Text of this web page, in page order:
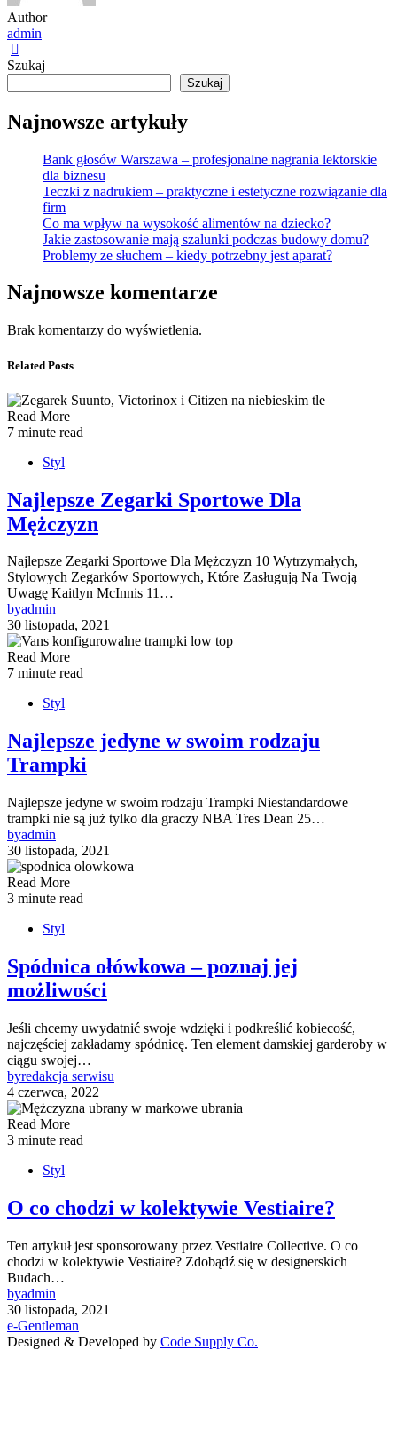
Author
admin
Szukaj
Szukaj
Najnowsze artykuły
Bank głosów Warszawa – profesjonalne nagrania lektorskie
dla biznesu
Teczki z nadrukiem – praktyczne i estetyczne rozwiązanie dla
firm
Co ma wpływ na wysokość alimentów na dziecko?
Jakie zastosowanie mają szalunki podczas budowy domu?
Problemy ze słuchem – kiedy potrzebny jest aparat?
Najnowsze komentarze
Brak komentarzy do wyświetlenia.
Related Posts
Read More
7 minute read
Styl
Najlepsze Zegarki Sportowe Dla
Mężczyzn
Najlepsze Zegarki Sportowe Dla Mężczyzn 10 Wytrzymałych,
Stylowych Zegarków Sportowych, Które Zasługują Na Twoją
Uwagę Kaitlyn McInnis 11…
byadmin
30 listopada, 2021
Read More
7 minute read
Styl
Najlepsze jedyne w swoim rodzaju
Trampki
Najlepsze jedyne w swoim rodzaju Trampki Niestandardowe
trampki nie są już tylko dla graczy NBA Tres Dean 25…
byadmin
30 listopada, 2021
Read More
3 minute read
Styl
Spódnica ołówkowa – poznaj jej
możliwości
Jeśli chcemy uwydatnić swoje wdzięki i podkreślić kobiecość,
najczęściej zakładamy spódnicę. Ten element damskiej garderoby w
ciągu swojej…
byredakcja serwisu
4 czerwca, 2022
Read More
3 minute read
Styl
O co chodzi w kolektywie Vestiaire?
Ten artykuł jest sponsorowany przez Vestiaire Collective. O co
chodzi w kolektywie Vestiaire? Zdobądź się w designerskich
Budach…
byadmin
30 listopada, 2021
e-Gentleman
Designed & Developed by Code Supply Co.